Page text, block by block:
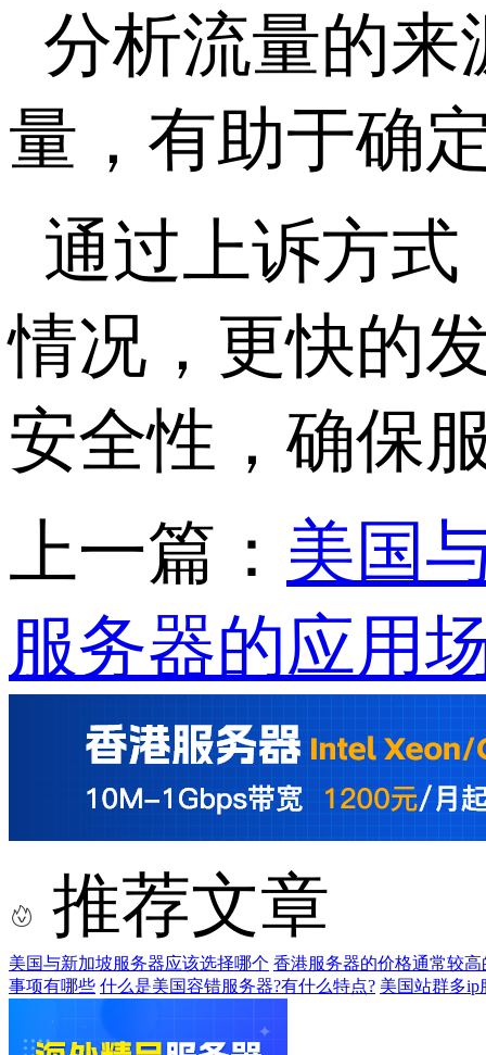
分析流量的来
量，有助于确
通过上诉方
情况，更快的
安全性，确保
上一篇： 美国
服务器的应用
推荐文章
美国与新加坡服务器应该选择哪个 香港服务器的价格通常较高
事项有哪些 什么是美国容错服务器?有什么特点? 美国站群多ip